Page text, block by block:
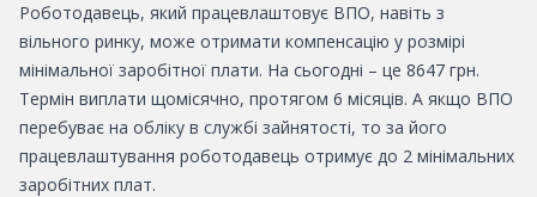
Роботодавець, який працевлаштовує ВПО, навіть з
вільного ринку, може отримати компенсацію у розмірі
мінімальної заробітної плати. На сьогодні – це 8647 грн.
Термін виплати щомісячно, протягом 6 місяців. А якщо ВПО
перебуває на обліку в службі зайнятості, то за його
працевлаштування роботодавець отримує до 2 мінімальних
заробітних плат.